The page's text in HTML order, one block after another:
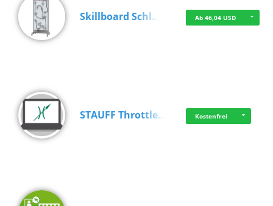
Skillboard Schl… Ab 46,04 USD
STAUFF Throttle… Kostenfrei